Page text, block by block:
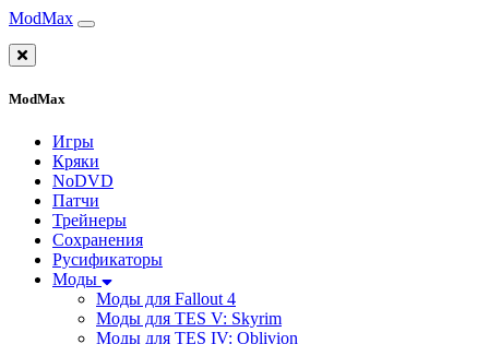
ModMax
ModMax
Игры
Кряки
NoDVD
Патчи
Трейнеры
Сохранения
Русификаторы
Моды
Моды для Fallout 4
Моды для TES V: Skyrim
Моды для TES IV: Oblivion